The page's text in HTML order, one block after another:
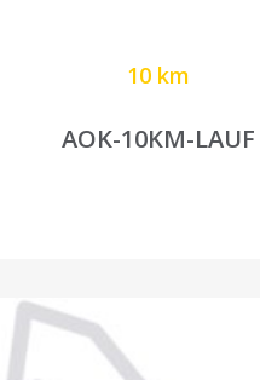
10 km
AOK-10KM-LAUF